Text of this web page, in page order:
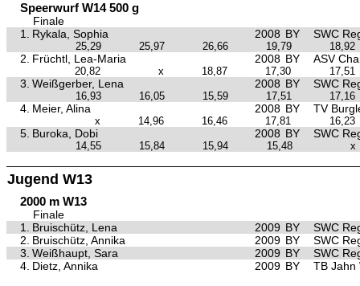
Speerwurf W14 500 g
Finale
1.
Rykala, Sophia 2008 BY SWC
25,29 25,97 26,66 19,79 18,92
2. Früchtl, Lea-Maria 2008 BY ASV
20,82 x 18,87 17,30 17,51
3. Weißgerber, Lena 2008 BY SWC
16,93 16,05 15,59 17,51 17,16
4. Meier, Alina 2008 BY TV
x 14,96 16,46 17,81 16,23
5. Buroka, Dobi 2008 BY SWC
14,55 15,84 15,94 15,48 x
Jugend W13
2000 m W13
Finale
1.
Bruischütz, Lena 2009 BY
SWC
2. Bruischütz, Annika 2009 BY
SWC
3. Weißhaupt, Sara 2009 BY
SWC
4. Dietz, Annika 2009 BY TB Jahn